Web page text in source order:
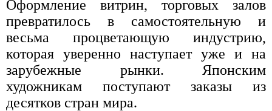
Оформление витрин, торговых залов
превратилось в самостоятельную и
весьма процветающую индустрию,
которая уверенно наступает уже и на
зарубежные рынки. Японским
художникам поступают заказы из
десятков стран мира.